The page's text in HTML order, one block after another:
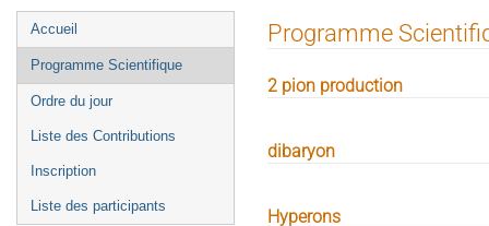
Menu
de
l'événement
Accueil
Programme Scientifique
Ordre du jour
Liste des Contributions
Inscription
Liste des participants
Programme
2 pion production
dibaryon
Hyperons